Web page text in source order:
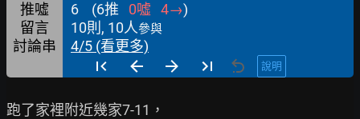
推噓 6 (6推 0噓 4→)
留言
10則, 10人參與
討論串 4/5 (看更多)
說明
跑了家裡附近幾家7-11，